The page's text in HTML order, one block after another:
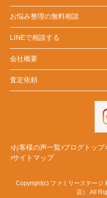
お悩み整理の無料相談
LINEで相談する
会社概要
査定依頼
お客様の声一覧 ブログトップ
サイトマップ
Copyright(c) ファミリーステージ
店） All